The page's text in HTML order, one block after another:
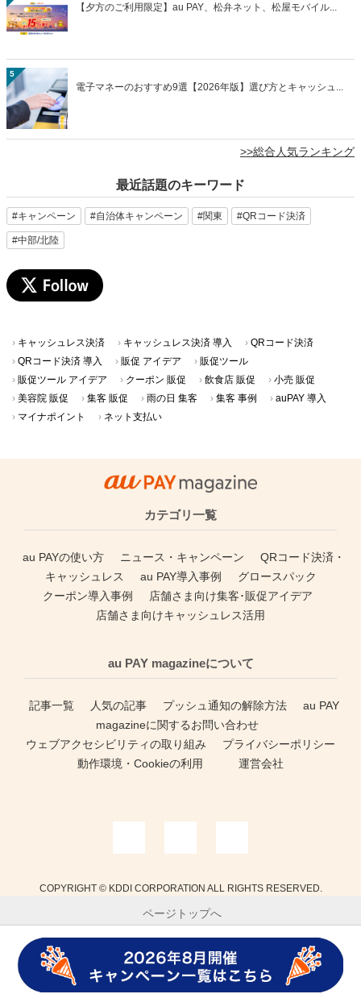
【夕方のご利用限定】au PAY、松弁ネット、松屋モバイル...
5
電子マネーのおすすめ9選【2026年版】選び方とキャッシュ...
>>総合人気ランキング
最近話題のキーワード
#キャンペーン #自治体キャンペーン #関東 #QRコード決済
#中部/北陸
キャッシュレス決済 キャッシュレス決済 導入
QRコード決済
QRコード決済 導入
販促 アイデア
販促ツール
販促ツール アイデア
クーポン 販促 飲食店 販促
小売 販促
美容院 販促
集客 販促 雨の日 集客 集客 事例
auPAY 導入
マイナポイント
ネット支払い
カテゴリ一覧
au PAYの使い方 ニュース・キャンペーン
QRコード決済・
キャッシュレス
au PAY導入事例
グロースパック
クーポン導入事例
店舗さま向け集客･販促アイデア
店舗さま向けキャッシュレス活用
au PAY magazineについて
記事一覧 人気の記事 プッシュ通知の解除方法
au PAY
magazineに関するお問い合わせ
ウェブアクセシビリティの取り組み
プライバシーポリシー
動作環境・Cookieの利用
運営会社
COPYRIGHT © KDDI CORPORATION ALL RIGHTS RESERVED.
ページトップへ